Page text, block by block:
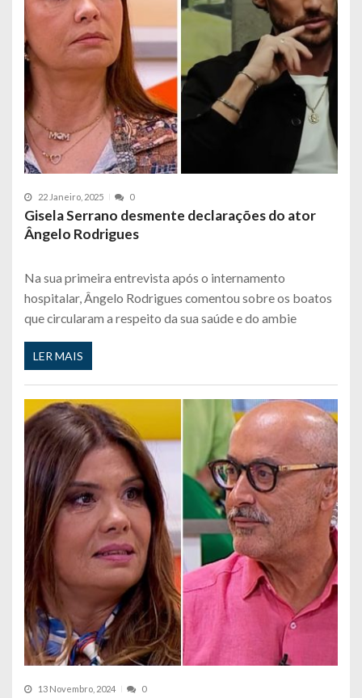
22 Janeiro, 2025 0
Gisela Serrano desmente declarações do ator
Ângelo Rodrigues
Na sua primeira entrevista após o internamento
hospitalar, Ângelo Rodrigues comentou sobre os boatos
que circularam a respeito da sua saúde e do ambie
LER MAIS
13 Novembro, 2024 0